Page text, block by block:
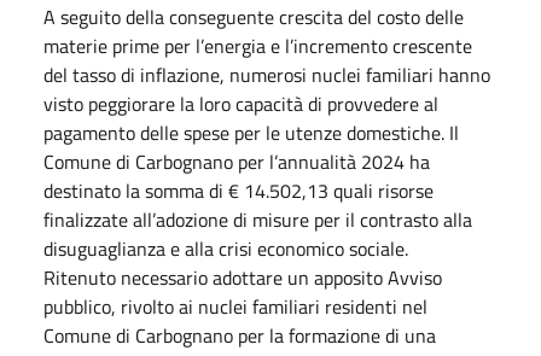
A seguito della conseguente crescita del costo delle
materie prime per l’energia e l’incremento crescente
del tasso di inflazione, numerosi nuclei familiari hanno
visto peggiorare la loro capacità di provvedere al
pagamento delle spese per le utenze domestiche. Il
Comune di Carbognano per l’annualità 2024 ha
destinato la somma di € 14.502,13 quali risorse
finalizzate all’adozione di misure per il contrasto alla
disuguaglianza e alla crisi economico sociale.
Ritenuto necessario adottare un apposito Avviso
pubblico, rivolto ai nuclei familiari residenti nel
Comune di Carbognano per la formazione di una